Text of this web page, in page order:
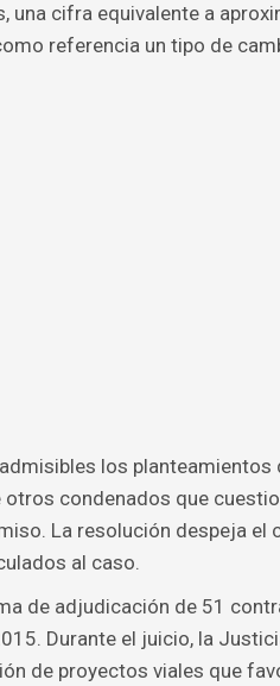
una cifra equivalente a
referencia un tipo de
los planteamientos
otros condenados que
La resolución despeja el
al caso.
de adjudicación de 51
Durante el juicio, la
de proyectos viales que